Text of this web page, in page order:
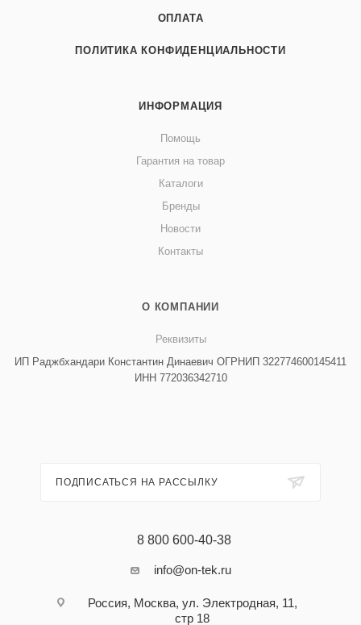
ОПЛАТА
ПОЛИТИКА КОНФИДЕНЦИАЛЬНОСТИ
ИНФОРМАЦИЯ
Помощь
Гарантия на товар
Каталоги
Бренды
Новости
Контакты
О КОМПАНИИ
Реквизиты
ИП Раджбхандари Константин Динаевич ОГРНИП 322774600145411
ИНН 772036342710
ПОДПИСАТЬСЯ НА РАССЫЛКУ
8 800 600-40-38
info@on-tek.ru
Россия, Москва, ул. Электродная, 11,
стр 18